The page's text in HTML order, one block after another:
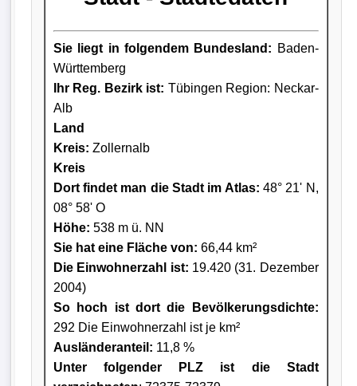
Sie liegt in folgendem Bundesland: Baden-
Württemberg
Ihr Reg. Bezirk ist: Tübingen Region: Neckar-
Alb
Land
Kreis: Zollernalb
Kreis
Dort findet man die Stadt im Atlas: 48° 21' N,
08° 58' O
Höhe: 538 m ü. NN
Sie hat eine Fläche von: 66,44 km²
Die Einwohnerzahl ist: 19.420 (31. Dezember
2004)
So hoch ist dort die Bevölkerungsdichte:
292 Die Einwohnerzahl ist je km²
Ausländeranteil: 11,8 %
Unter folgender PLZ ist die Stadt